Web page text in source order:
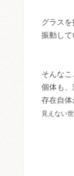
グラスを
振動し
そんなこ
個体も、
存在自体
見えない世